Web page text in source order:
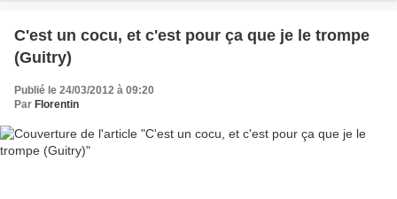
C'est un cocu, et c'est pour ça que je le trompe
(Guitry)
Publié le 24/03/2012 à 09:20
Par Florentin